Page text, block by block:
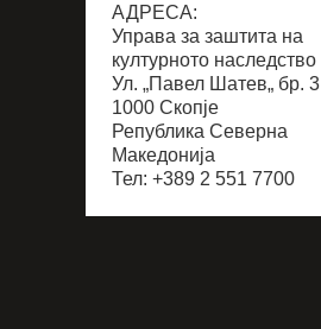
АДРЕСА:
Управа за заштита на
културното наследство
Ул. „Павел Шатев„ бр. 3
1000 Скопје
Република Северна
Македонија
Тел: +389 2 551 7700